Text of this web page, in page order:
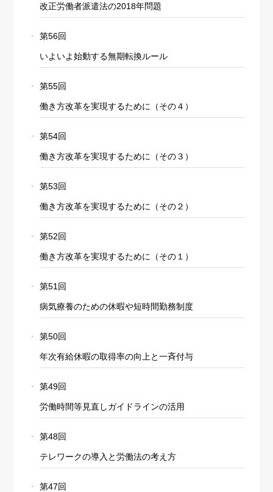
改正労働者派遣法の2018年問題
第56回
いよいよ始動する無期転換ルール
第55回
働き方改革を実現するために（その４）
第54回
働き方改革を実現するために（その３）
第53回
働き方改革を実現するために（その２）
第52回
働き方改革を実現するために（その１）
第51回
病気療養のための休暇や短時間勤務制度
第50回
年次有給休暇の取得率の向上と一斉付与
第49回
労働時間等見直しガイドラインの活用
第48回
テレワークの導入と労働法の考え方
第47回